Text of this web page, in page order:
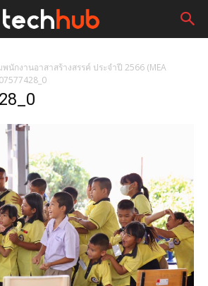
พนักงานอาสาสร้างสรรค์ ประจำปี 2566 (MEA